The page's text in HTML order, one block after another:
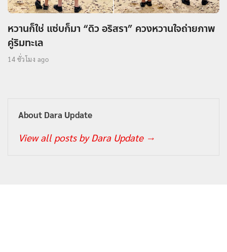
หวานก็ใช่ แซ่บก็มา “ดิว อริสรา” ควงหวานใจถ่ายภาพ
คู่ริมทะเล
14 ชั่วโมง ago
About Dara Update
View all posts by Dara Update →